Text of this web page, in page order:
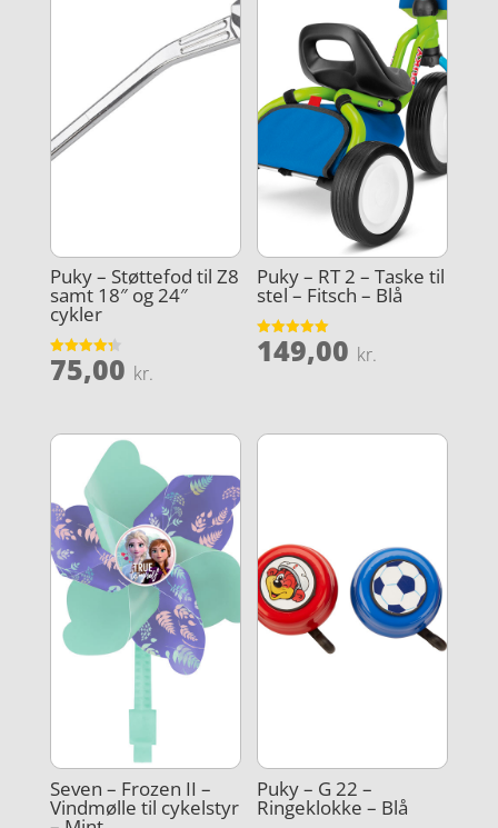
Puky – Støttefod til Z8
samt 18″ og 24″
cykler
Vurderet
4.3
75,00 kr.
Puky – RT 2 – Taske til
stel – Fitsch – Blå
Vurderet
5
149,00 kr.
Seven – Frozen II –
Vindmølle til cykelstyr
Puky – G 22 –
Ringeklokke – Blå